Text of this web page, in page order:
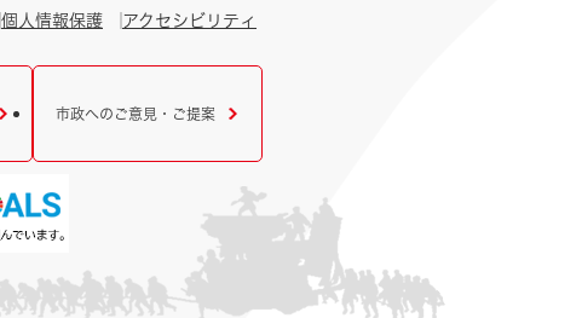
個人情報保護 アクセシビリティ
市政へのご意見・ご提案